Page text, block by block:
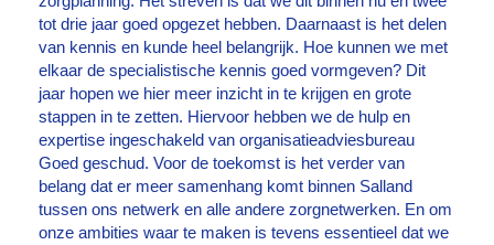
tot drie jaar goed opgezet hebben. Daarnaast is het delen
van kennis en kunde heel belangrijk. Hoe kunnen we met
elkaar de specialistische kennis goed vormgeven? Dit
jaar hopen we hier meer inzicht in te krijgen en grote
stappen in te zetten. Hiervoor hebben we de hulp en
expertise ingeschakeld van organisatieadviesbureau
Goed geschud. Voor de toekomst is het verder van
belang dat er meer samenhang komt binnen Salland
tussen ons netwerk en alle andere zorgnetwerken. En om
onze ambities waar te maken is tevens essentieel dat we